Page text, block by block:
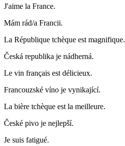
J'aime la France.
Mám rád/a Francii.
La République tchèque est magnifique.
Česká republika je nádherná.
Le vin français est délicieux.
Francouzské víno je vynikající.
La bière tchèque est la meilleure.
České pivo je nejlepší.
Je suis fatigué.